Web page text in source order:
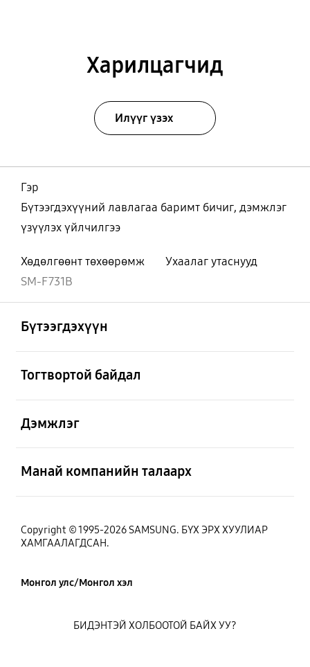
Харилцагчид
Илүүг үзэх
Гэр
Бүтээгдэхүүний лавлагаа баримт бичиг, дэмжлэг
үзүүлэх үйлчилгээ
Хөдөлгөөнт төхөөрөмж
Ухаалаг утаснууд
SM-F731B
Бүтээгдэхүүн
Тогтвортой байдал
Дэмжлэг
Манай компанийн талаарх
Copyright © 1995-2026 SAMSUNG. БҮХ ЭРХ ХУУЛИАР
ХАМГААЛАГДСАН.
Монгол улс/Монгол хэл
БИДЭНТЭЙ ХОЛБООТОЙ БАЙХ УУ?